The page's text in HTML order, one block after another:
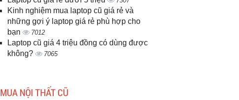
Kinh nghiệm mua laptop cũ giá rẻ và
những gợi ý laptop giá rẻ phù hợp cho
bạn
7012
Laptop cũ giá 4 triệu đồng có dùng được
không?
7065
MUA NỘI THẤT CŨ